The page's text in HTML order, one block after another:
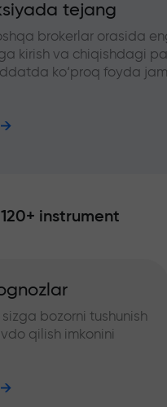
tejang
brokerlar orasida
kirish va chiqishdagi
ko‘proq foyda
120+ instrument
bozorni tushunish
qilish imkonini